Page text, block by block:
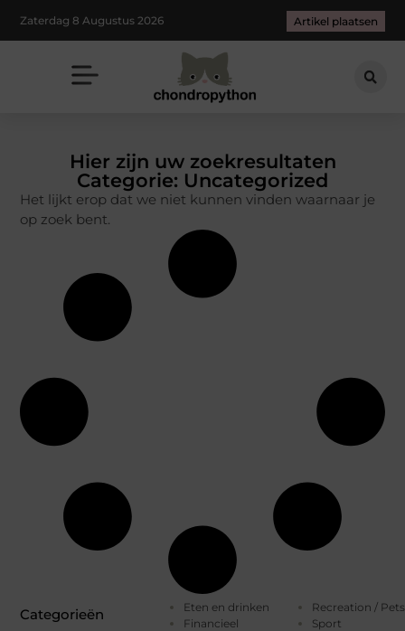
Zaterdag 8 Augustus 2026 Artikel plaatsen
Hier zijn uw zoekresultaten
Categorie: Uncategorized
Het lijkt erop dat we niet kunnen vinden waarnaar je
op zoek bent.
Categorieën
Eten en drinken
Financieel
Recreation / Pets
Sport